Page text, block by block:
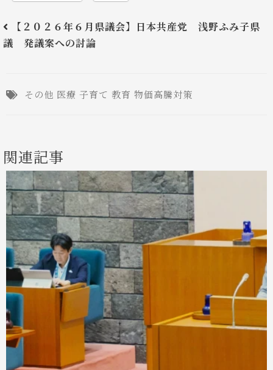
【２０２６年６月県議会】日本共産党 浅野ふみ子県
議 発議案への討論
その他 医療 子育て 教育 物価高騰対策
関連記事